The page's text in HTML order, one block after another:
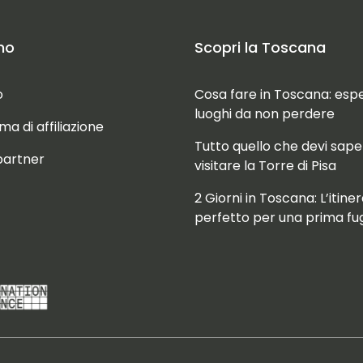
di affiliazione
Scopri la Toscana
Cosa fare in Toscana:
luoghi da non perdere
Tutto quello che devi
visitare la Torre di Pisa
2 Giorni in Toscana:
perfetto per una prima